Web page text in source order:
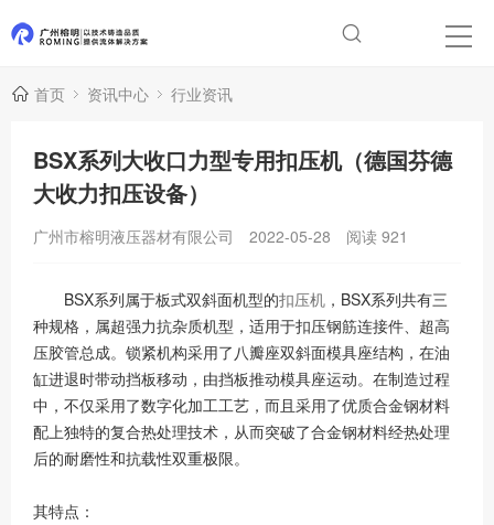
首页 资讯中心 行业资讯
BSX系列大收口力型专用扣压机（德国芬德
大收力扣压设备）
广州市榕明液压器材有限公司 2022-05-28 阅读 921
BSX系列属于板式双斜面机型的扣压机 ，BSX系列共有三
种规格，属超强力抗杂质机型，适用于扣压钢筋连接件、超高
压胶管总成。锁紧机构采用了八瓣座双斜面模具座结构，在油
缸进退时带动挡板移动，由挡板推动模具座运动。在制造过程
中，不仅采用了数字化加工工艺，而且采用了优质合金钢材料
配上独特的复合热处理技术，从而突破了合金钢材料经热处理
后的耐磨性和抗载性双重极限。
其特点：